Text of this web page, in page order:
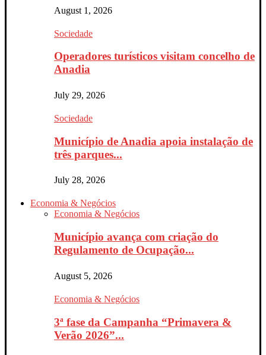
August 1, 2026
Sociedade
Operadores turísticos visitam concelho de
Anadia
July 29, 2026
Sociedade
Município de Anadia apoia instalação de
três parques...
July 28, 2026
Economia & Negócios
Economia & Negócios
Município avança com criação do
Regulamento de Ocupação...
August 5, 2026
Economia & Negócios
3ª fase da Campanha “Primavera &
Verão 2026”...